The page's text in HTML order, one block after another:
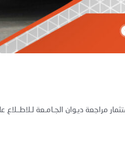
مراجعة ديـوان الجـامـعة لـلاطــلاع